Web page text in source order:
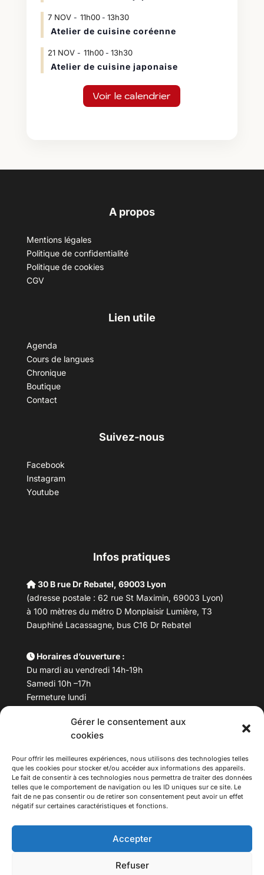
Gérer le consentement aux
cookies
Pour offrir les meilleures expériences, nous utilisons des technologies telles
que les cookies pour stocker et/ou accéder aux informations des appareils.
Le fait de consentir à ces technologies nous permettra de traiter des données
telles que le comportement de navigation ou les ID uniques sur ce site. Le
fait de ne pas consentir ou de retirer son consentement peut avoir un effet
négatif sur certaines caractéristiques et fonctions.
Accepter
Refuser
7 NOV 11h00- 13h30
Atelier de cuisine coréenne
21 NOV 11h00- 13h30
Atelier de cuisine japonaise
Voir le calendrier
A propos
Mentions légales
Politique de confidentialité
Politique de cookies
CGV
Lien utile
Agenda
Cours de langues
Chronique
Boutique
Contact
Suivez-nous
Facebook
Instagram
Youtube
Infos pratiques
30 B rue Dr Rebatel, 69003 Lyon
(adresse postale : 62 rue St Maximin, 69003 Lyon)
à 100 mètres du métro D Monplaisir Lumière, T3
Dauphiné Lacassagne, bus C16 Dr Rebatel
Horaires d’ouverture :
Du mardi au vendredi 14h-19h
Samedi 10h –17h
Fermeture lundi
Téléphone : 04 78 53 06 40
maisondesculturesasiatiques@asiexpo.com